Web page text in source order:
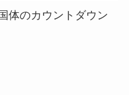
体のカウントダウン